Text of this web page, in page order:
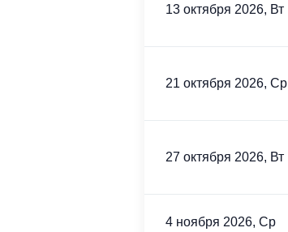
13 октября 2026, Вт
21 октября 2026, Ср
27 октября 2026, Вт
4 ноября 2026, Ср